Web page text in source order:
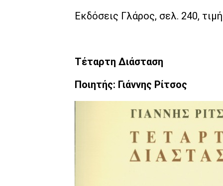
Εκδόσεις Γλάρος, σελ. 240,
Τέταρτη Διάσταση
Ποιητής: Γιάννης Ρίτσος